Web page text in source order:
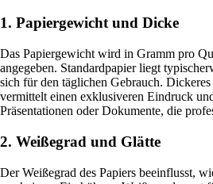
1. Papiergewicht und Dicke
Das Papiergewicht wird in Gramm pro
angegeben. Standardpapier liegt
sich für den täglichen Gebrauch.
vermittelt einen exklusiveren Eindruck
Präsentationen oder Dokumente, die
2. Weißegrad und Glätte
Der Weißegrad des Papiers beeinflusst,